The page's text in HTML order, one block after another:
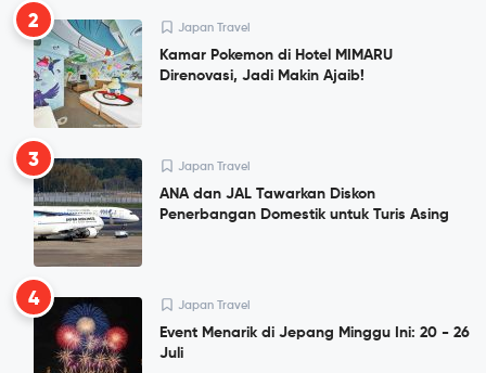
2 Japan Travel
Kamar Pokemon di Hotel MIMARU
Direnovasi, Jadi Makin Ajaib!
3 Japan Travel
ANA dan JAL Tawarkan Diskon
Penerbangan Domestik untuk Turis Asing
4 Japan Travel
Event Menarik di Jepang Minggu Ini: 20 - 26
Juli